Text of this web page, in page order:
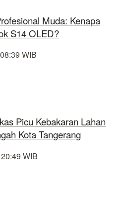
Muda: Kenapa
S14 OLED?
WIB
Picu Kebakaran Lahan
Kota Tangerang
WIB